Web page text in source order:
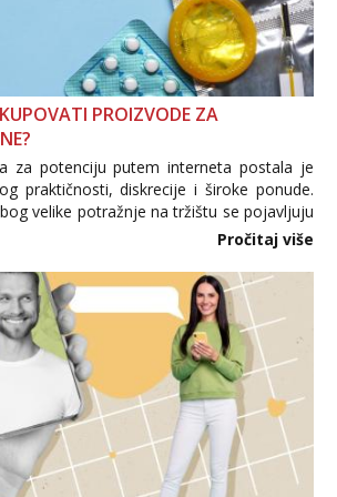
PROIZVODE ZA
za potenciju putem interneta postala je
praktičnosti, diskrecije i široke ponude.
velike potražnje na tržištu se pojavljuju
proizvodi, nepouzdane internetske
Pročitaj više